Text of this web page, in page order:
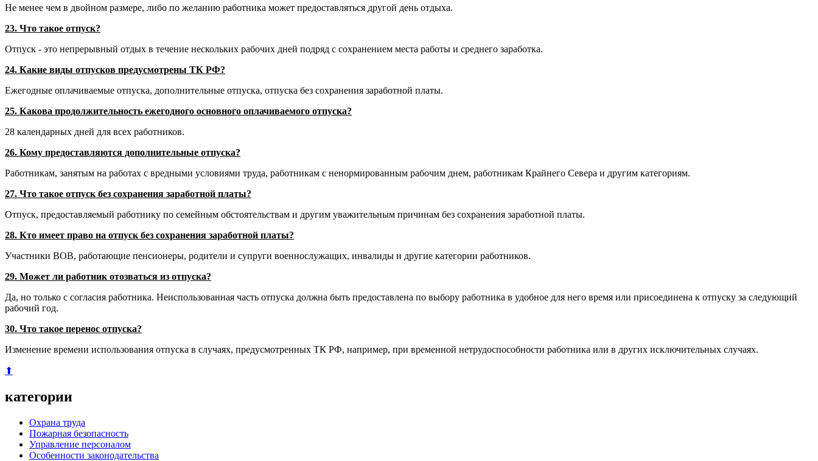
Не менее чем в двойном размере, либо по желанию работника может предоставляться другой день отдыха.
23. Что такое отпуск?
Отпуск - это непрерывный отдых в течение нескольких рабочих дней подряд с сохранением места работы и среднего заработка.
24. Какие виды отпусков предусмотрены ТК РФ?
Ежегодные оплачиваемые отпуска, дополнительные отпуска, отпуска без сохранения заработной платы.
25. Какова продолжительность ежегодного основного оплачиваемого отпуска?
28 календарных дней для всех работников.
26. Кому предоставляются дополнительные отпуска?
Работникам, занятым на работах с вредными условиями труда, работникам с ненормированным рабочим днем, работникам Крайнего Севера и другим категориям.
27. Что такое отпуск без сохранения заработной платы?
Отпуск, предоставляемый работнику по семейным обстоятельствам и другим уважительным причинам без сохранения заработной платы.
28. Кто имеет право на отпуск без сохранения заработной платы?
Участники ВОВ, работающие пенсионеры, родители и супруги военнослужащих, инвалиды и другие категории работников.
29. Может ли работник отозваться из отпуска?
Да, но только с согласия работника. Неиспользованная часть отпуска должна быть предоставлена по выбору работника в удобное для него время или присоединена к отпуску за следующий
рабочий год.
30. Что такое перенос отпуска?
Изменение времени использования отпуска в случаях, предусмотренных ТК РФ, например, при временной нетрудоспособности работника или в других исключительных случаях.
⬆
категории
Охрана труда
Пожарная безопасность
Управление персоналом
Особенности законодательства